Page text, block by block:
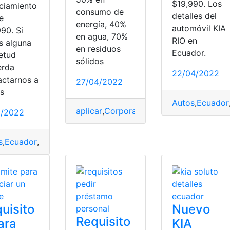
Prestamos, Tramites
Si
alguna
a
2022
,Ecuador,
consumo de
energía, 40%
en agua, 70%
en residuos
sólidos
27/04/2022
aplicar,Corporación Financiera
$19,990. Los
detalles del
automóvil KIA
RIO en
Ecuador.
22/04/2022
Autos,Ecuador
Requisito
Nuevo
KIA